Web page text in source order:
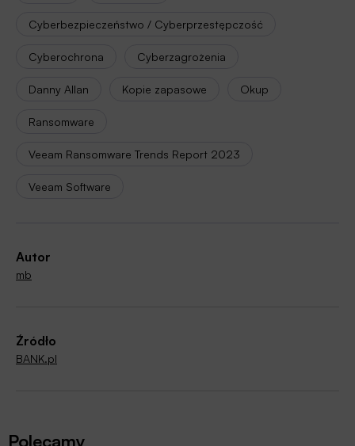
Cyberbezpieczeństwo / Cyberprzestępczość
Cyberochrona Cyberzagrożenia
Danny Allan Kopie zapasowe Okup
Ransomware
Veeam Ransomware Trends Report 2023
Veeam Software
Autor
mb
Źródło
BANK.pl
Polecamy